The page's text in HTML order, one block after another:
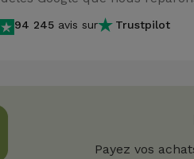
94 245avis sur Trustpilot
Payez vos